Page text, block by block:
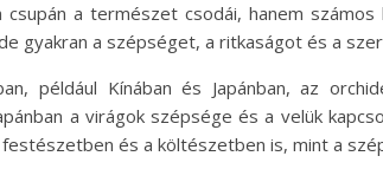
csupán a természet csodái, hanem
gyakran a szépséget, a ritkaságot és a
például Kínában és Japánban, az
a virágok szépsége és a velük
és a költészetben is, mint a